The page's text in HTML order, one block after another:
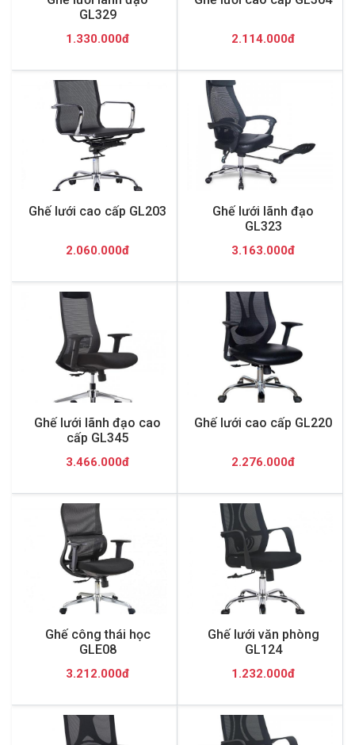
GL329
1.330.000đ 2.114.000đ
Ghế lưới cao cấp GL203
2.060.000đ
Ghế lưới lãnh đạo
GL323
3.163.000đ
Ghế lưới lãnh đạo cao
cấp GL345
3.466.000đ
Ghế lưới cao cấp GL220
2.276.000đ
Ghế công thái học
GLE08
3.212.000đ
Ghế lưới văn phòng
GL124
1.232.000đ